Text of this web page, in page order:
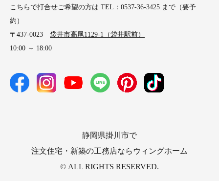
こちらで打合せご希望の方は TEL：0537-36-3425 まで（要予
約）
〒437-0023 袋井市高尾1129-1（袋井駅前）
10:00 ～ 18:00
静岡県掛川市で
注文住宅・新築の工務店ならウィングホーム
© ALL RIGHTS RESERVED.